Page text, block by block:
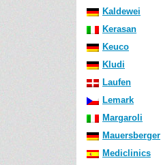
Kaldewei
Kerasan
Keuco
Kludi
Laufen
Lemark
Margaroli
Mauersberger
Mediclinics